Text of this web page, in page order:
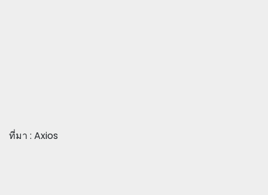
ที่มา : Axios